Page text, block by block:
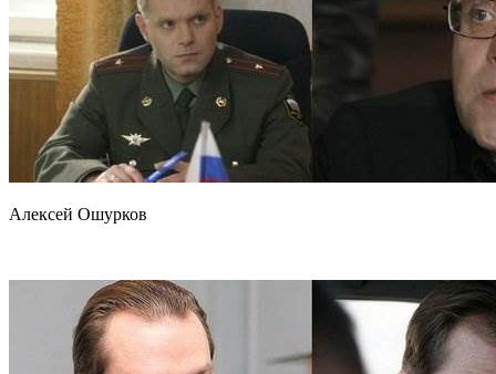
Алексей Ошурков